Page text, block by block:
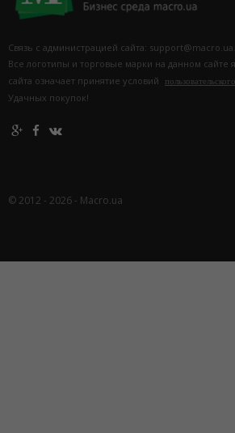
Связь с администрацией сайта: support@macro.ua.
Все логотипы и торговые марки на данном сайте
сайта означает принятие условий
Удачных покупок!
© 2012 - 2026 - Macro.ua